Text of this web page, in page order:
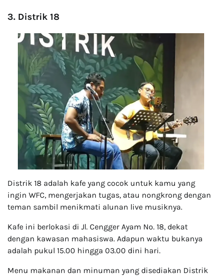
3. Distrik 18
Distrik 18 adalah kafe yang cocok untuk kamu yang
ingin WFC, mengerjakan tugas, atau nongkrong dengan
teman sambil menikmati alunan live musiknya.
Kafe ini berlokasi di Jl. Cengger Ayam No. 18, dekat
dengan kawasan mahasiswa. Adapun waktu bukanya
adalah pukul 15.00 hingga 03.00 dini hari.
Menu makanan dan minuman yang disediakan Distrik